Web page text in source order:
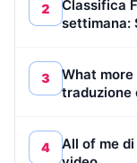
2
Classifica
settimana:
3
What
traduzione
4
All of me